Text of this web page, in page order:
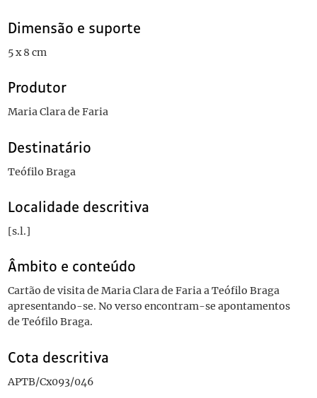
Dimensão e suporte
5 x 8 cm
Produtor
Maria Clara de Faria
Destinatário
Teófilo Braga
Localidade descritiva
[s.l.]
Âmbito e conteúdo
Cartão de visita de Maria Clara de Faria a Teófilo Braga
apresentando-se. No verso encontram-se apontamentos
de Teófilo Braga.
Cota descritiva
APTB/Cx093/046